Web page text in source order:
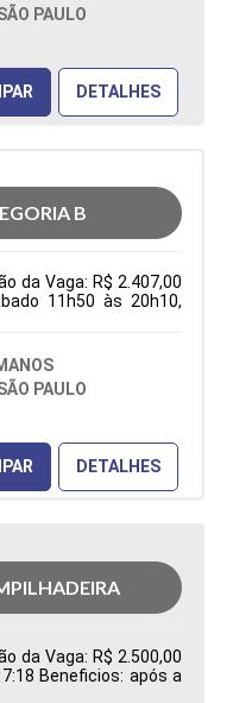
de contratação: CLT
Área de Atuação:
Acadêmica:
PAULO
DETALHES
B
da Vaga: R$ 2.407,00
11h50 às 20h10,
ou vale combustível;
R$ 150,00 e Golden
Tipo de contratação:
SP, Brasil Área de
Acadêmica:
PAULO
DETALHES
da Vaga: R$ 2.500,00
Beneficios: após a